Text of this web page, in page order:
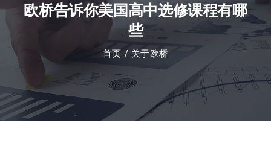
课程中心
合作伙伴
欧桥告诉你美国高中选修课程有哪
些
首页 关于欧桥